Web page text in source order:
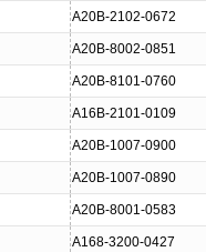
A20B-2102-0672
A20B-8002-0851
A20B-8101-0760
A16B-2101-0109
A20B-1007-0900
A20B-1007-0890
A20B-8001-0583
A168-3200-0427